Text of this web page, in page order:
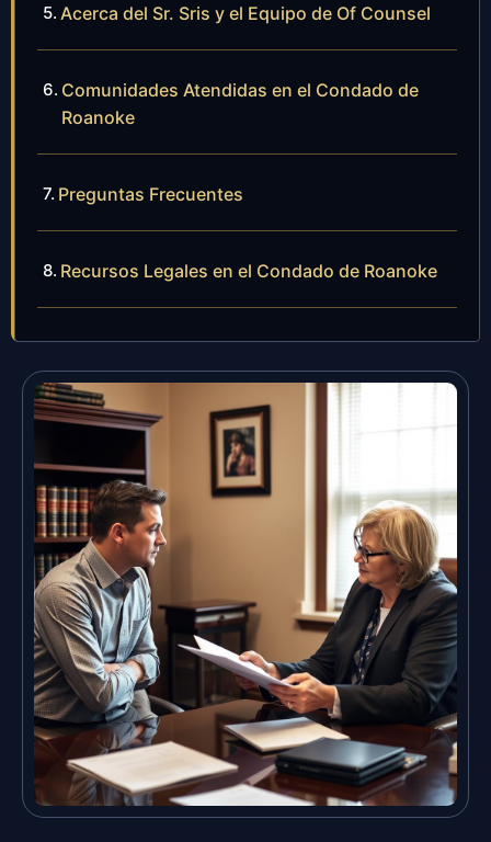
Acerca del Sr. Sris y el Equipo de Of Counsel
Comunidades Atendidas en el Condado de
Roanoke
Preguntas Frecuentes
Recursos Legales en el Condado de Roanoke